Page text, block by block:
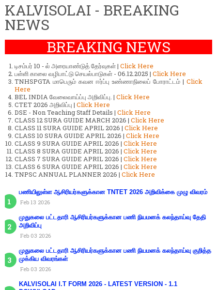
KALVISOLAI - BREAKING
NEWS
BREAKING NEWS
டிசம்பர் 10 - ல் அரையாண்டுத் தேர்வுகள் | Click Here
பள்ளி காலை வழிபாட்டு செயல்பாடுகள் - 06.12.2025 | Click Here
TNHSPGTA மாபெரும் கவன ஈர்ப்பு உண்ணாநிலைப் போராட்டம் | Click
Here
BEL INDIA வேலைவாய்ப்பு அறிவிப்பு. | Click Here
CTET 2026 அறிவிப்பு | Click Here
DSE - Non Teaching Staff Details | Click Here
CLASS 12 SURA GUIDE MARCH 2026 | Click Here
CLASS 11 SURA GUIDE APRIL 2026 | Click Here
CLASS 10 SURA GUIDE APRIL 2026 | Click Here
CLASS 9 SURA GUIDE APRIL 2026 | Click Here
CLASS 8 SURA GUIDE APRIL 2026 | Click Here
CLASS 7 SURA GUIDE APRIL 2026 | Click Here
CLASS 6 SURA GUIDE APRIL 2026 | Click Here
TNPSC ANNUAL PLANNER 2026 | Click Here
பணியிலுள்ள ஆசிரியர்களுக்கான TNTET 2026 அறிவிக்கை முழு விவரம்
Feb 13 2026
முதுகலை பட்டதாரி ஆசிரியர்களுக்கான பணி நியமனக் கலந்தாய்வு தேதி
அறிவிப்பு
Feb 03 2026
முதுகலை பட்டதாரி ஆசிரியர்களுக்கான பணி நியமனக் கலந்தாய்வு குறித்த
முக்கிய விவரங்கள்
Feb 03 2026
KALVISOLAI I.T FORM 2026 - LATEST VERSION - 1.1